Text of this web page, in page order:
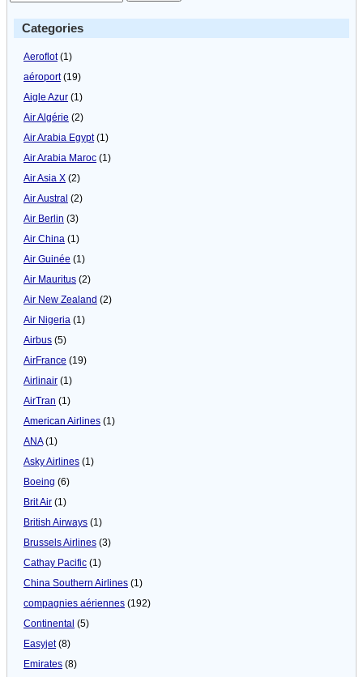
Categories
Aeroflot(1)
aéroport(19)
Aigle Azur (1)
Air Algérie (2)
Air Arabia Egypt(1)
Air Arabia Maroc (1)
Air Asia X (2)
Air Austral (2)
Air Berlin (3)
Air China (1)
Air Guinée (1)
Air Mauritus (2)
Air New Zealand (2)
Air Nigeria (1)
Airbus (5)
AirFrance (19)
Airlinair (1)
AirTran (1)
American Airlines (1)
ANA(1)
Asky Airlines (1)
Boeing (6)
Brit Air (1)
British Airways (1)
Brussels Airlines (3)
Cathay Pacific (1)
China Southern Airlines (1)
compagnies aériennes (192)
Continental (5)
Easyjet(8)
Emirates (8)